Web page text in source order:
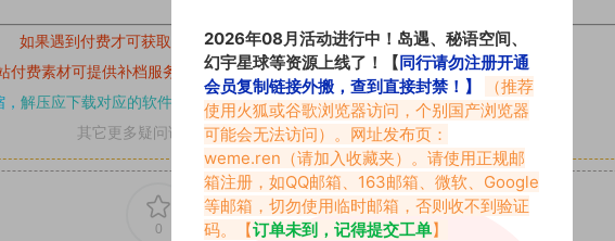
如果遇到付费才可获取的素材，建议升级对应的VIP。
付费素材可提供补档服务
均有备份”，素材以主流网盘分享。
解压应下载对应的软件操作，电脑：7-zip；安卓：zarchiver；苹果：解压专家
其它更多疑问请查看站内帮助中心！
0
2026年08月活动进行中！岛遇、秘语空间、
幻宇星球等资源上线了！【同行请勿注册开通
会员复制链接外搬，查到直接封禁！】
（推荐
使用火狐或谷歌浏览器访问，个别国产浏览器
可能会无法访问）。网址发布页：
weme.ren （请加入收藏夹）。请使用正规邮
箱注册，如QQ邮箱、163邮箱、微软、Google
等邮箱，切勿使用临时邮箱，否则收不到验证
码。【订单未到，记得提交工单】